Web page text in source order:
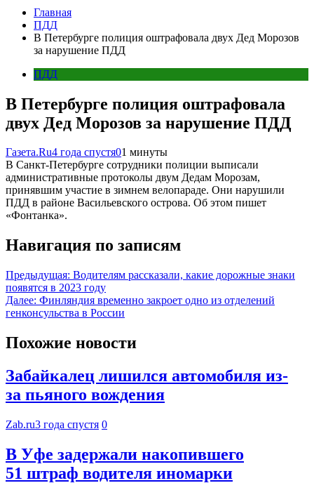
Главная
ПДД
В Петербурге полиция оштрафовала двух Дед Морозов
за нарушение ПДД
ПДД
В Петербурге полиция оштрафовала
двух Дед Морозов за нарушение ПДД
Газета.Ru4 года спустя01 минуты
В Санкт-Петербурге сотрудники полиции выписали
административные протоколы двум Дедам Морозам,
принявшим участие в зимнем велопараде. Они нарушили
ПДД в районе Васильевского острова. Об этом пишет
«Фонтанка».
Навигация по записям
Предыдущая: Водителям рассказали, какие дорожные знаки
появятся в 2023 году
Далее: Финляндия временно закроет одно из отделений
генконсульства в России
Похожие новости
Забайкалец лишился автомобиля из-
за пьяного вождения
Zab.ru3 года спустя 0
В Уфе задержали накопившего
51 штраф водителя иномарки